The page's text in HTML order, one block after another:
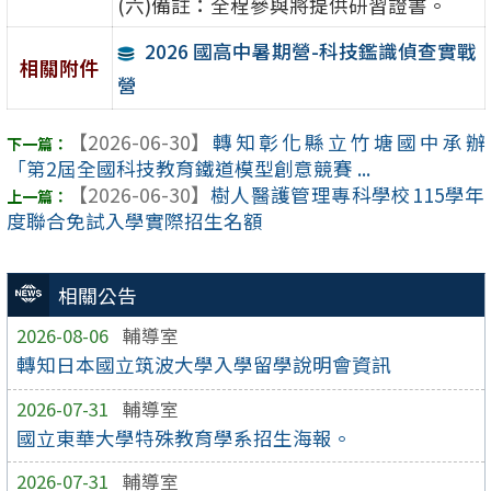
相關公告
2026-08-06 輔導室
轉知日本國立筑波大學入學留學說明會資訊
2026-07-31 輔導室
國立東華大學特殊教育學系招生海報。
2026-07-31 輔導室
相關附件
2026 國高中暑期營-科技鑑識偵查實戰
營
【2026-06-30】 轉知彰化縣立竹塘國中承辦
「第2屆全國科技教育鐵道模型創意競賽 ...
【2026-06-30】 樹人醫護管理專科學校115學年
度聯合免試入學實際招生名額